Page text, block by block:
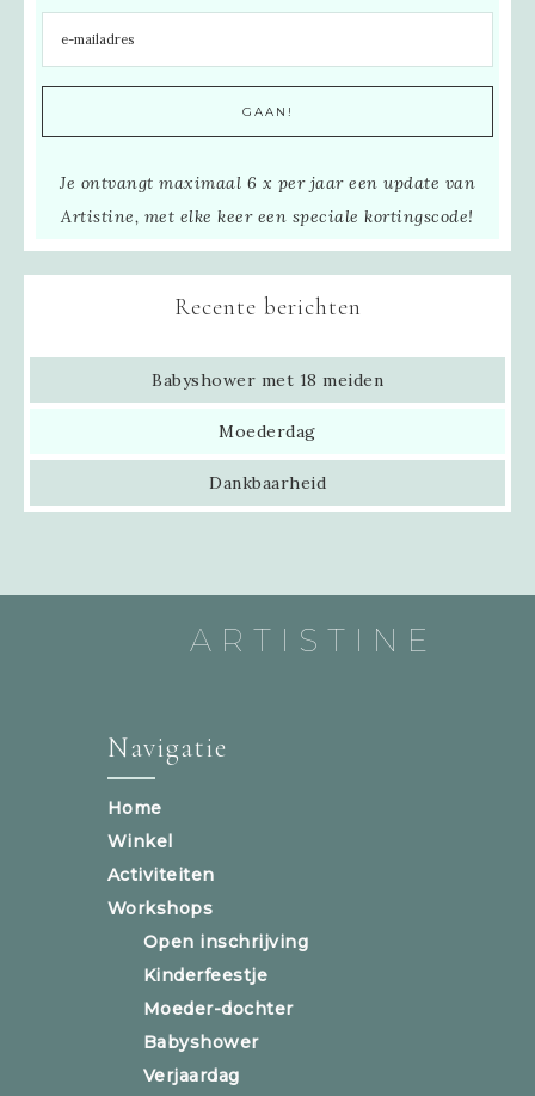
Je ontvangt maximaal 6 x per jaar een update van
Artistine, met elke keer een speciale kortingscode!
Recente berichten
Babyshower met 18 meiden
Moederdag
Dankbaarheid
ARTISTINE
Navigatie
Home
Winkel
Activiteiten
Workshops
Open inschrijving
Kinderfeestje
Moeder-dochter
Babyshower
Verjaardag